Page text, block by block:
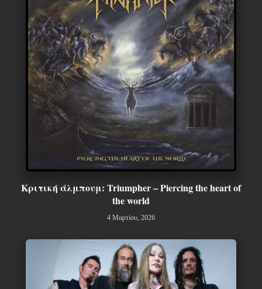
Κριτική άλμπουμ: Triumpher – Piercing the heart of
the world
4 Μαρτίου, 2026